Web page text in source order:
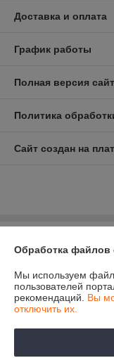
Доставка и оплата
График работы
Полная версия
Политика
Сайт создан на
предприниматель
247483 Гомельская
Обработка файлов
Мы используем
пользователей
рекомендаций. Вы
отключить их.